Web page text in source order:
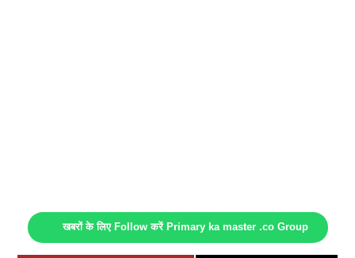
खबरों के लिए Follow करें Primary ka master .co Group